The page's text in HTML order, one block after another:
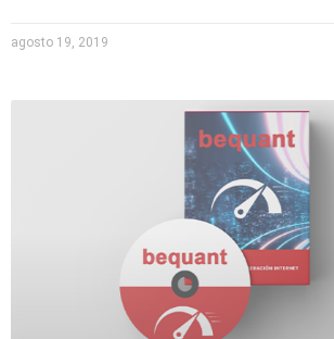
agosto 19, 2019